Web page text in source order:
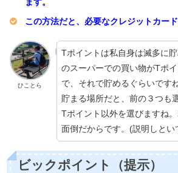
この方法だと、必要なクレジットカー
ひことら
Tポイントは私自身は滅多に
のスーパーでの買い物がTポ
で、それで貯めるぐらいです
貯まる場所だと、前の３つも
Tポイント以外を選びますね
面倒だからです。(説明しとい
ビックポイント（提示）